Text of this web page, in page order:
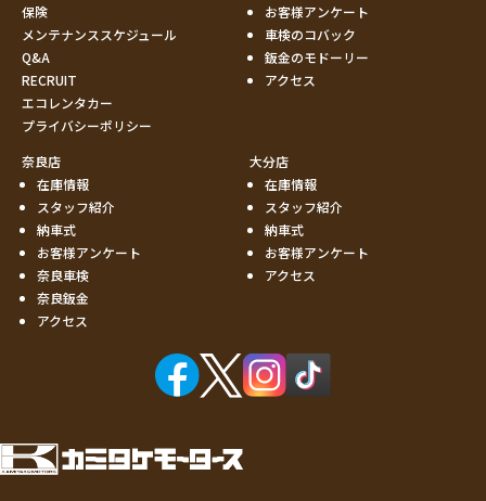
保険
メンテナンススケジュール
Q&A
RECRUIT
エコレンタカー
プライバシーポリシー
お客様アンケート
車検のコバック
鈑金のモドーリー
アクセス
奈良店
在庫情報
スタッフ紹介
納車式
お客様アンケート
奈良車検
奈良鈑金
アクセス
大分店
在庫情報
スタッフ紹介
納車式
お客様アンケート
アクセス